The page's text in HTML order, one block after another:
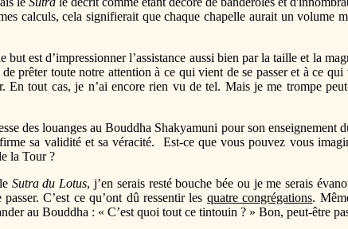
calculs, cela signifierait que chaque chapelle aurait un volume
est d’impressionner l’assistance aussi bien par la taille et la
prêter toute notre attention à ce qui vient de se passer et à ce qui
En tout cas, je n’ai encore rien vu de tel. Mais je me trompe
des louanges au Bouddha Shakyamuni pour son enseignement
sa validité et sa véracité. Est-ce que vous pouvez vous
la Tour ?
Sutra du Lotus, j’en serais resté bouche bée ou je me serais
C’est ce qu’ont dû ressentir les quatre congrégations.
au Bouddha : « C’est quoi tout ce tintouin ? » Bon, peut-être